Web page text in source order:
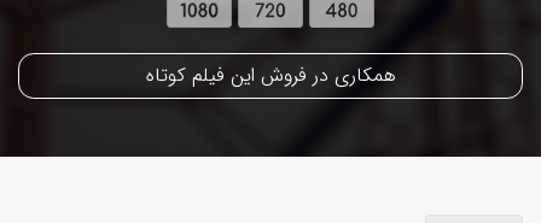
همکاری در فروش این فیلم کوتاه